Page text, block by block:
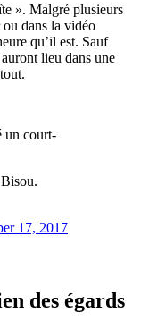
». Malgré plusieurs
ou dans la vidéo
qu’il est. Sauf
lieu dans une
un court-
17, 2017
des égards